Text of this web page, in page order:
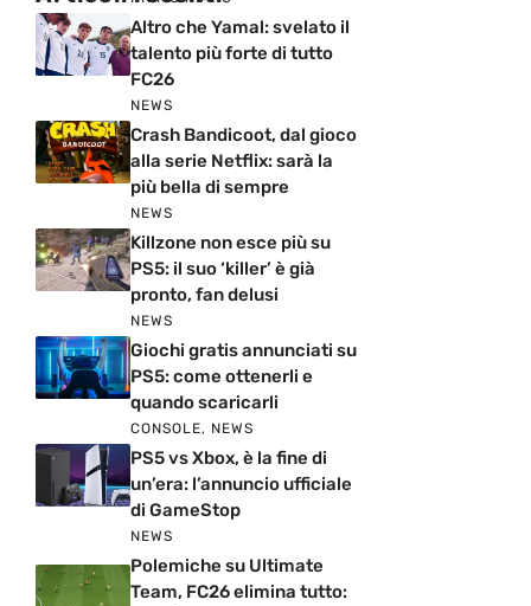
Altro che Yamal: svelato il
talento più forte di tutto
FC26
NEWS
Crash Bandicoot, dal gioco
alla serie Netflix: sarà la
più bella di sempre
NEWS
Killzone non esce più su
PS5: il suo ‘killer’ è già
pronto, fan delusi
NEWS
Giochi gratis annunciati su
PS5: come ottenerli e
quando scaricarli
CONSOLE, NEWS
PS5 vs Xbox, è la fine di
un’era: l’annuncio ufficiale
di GameStop
NEWS
Polemiche su Ultimate
Team, FC26 elimina tutto: